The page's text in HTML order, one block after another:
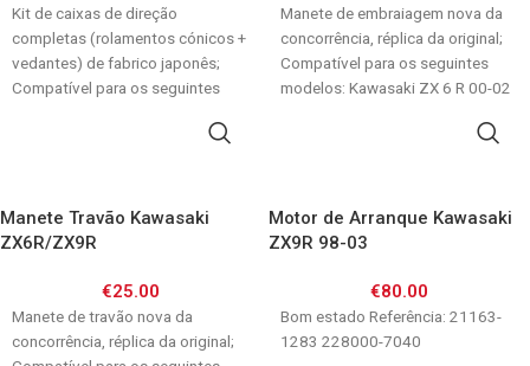
Kit de caixas de direção
completas (rolamentos cónicos +
vedantes) de fabrico japonês;
Compatível para os seguintes
Manete de embraiagem nova da
concorrência, réplica da original;
Compatível para os seguintes
modelos: Kawasaki ZX 6 R 00-02
Manete Travão Kawasaki
ZX6R/ZX9R
FJR1300/FZS1000/XJR1300
€25.00
Manete de travão nova da
concorrência, réplica da original;
Motor de Arranque Kawasaki
ZX9R 98-03
€80.00
Bom estado Referência: 21163-
1283 228000-7040